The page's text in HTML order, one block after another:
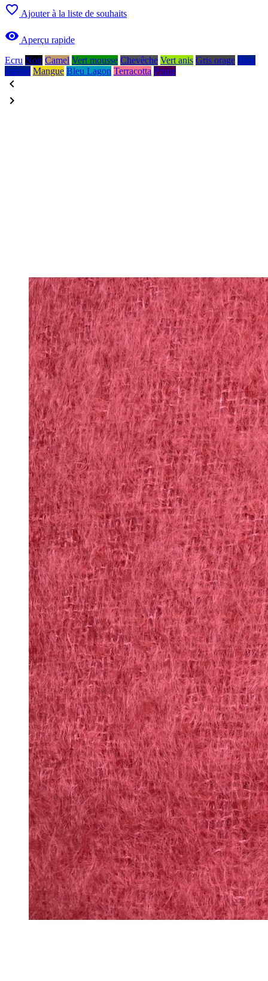
 Ajouter à la liste de souhaits
 Aperçu rapide
Ecru Noir Camel Vert mousse Chevêche Vert anis Gris orage Bleu
marine Mangue Bleu Lagon Terracotta Prune

